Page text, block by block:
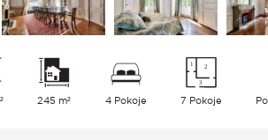
245 m² 4 Pokoje 7 Pokoje